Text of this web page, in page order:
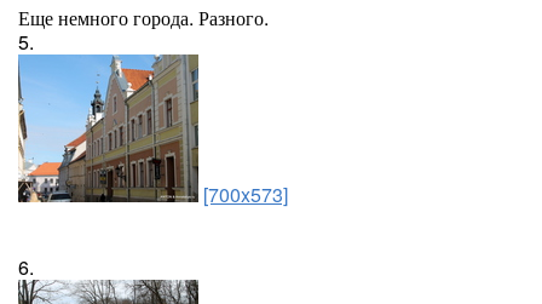
Еще немного города. Разного.
5.
[700x573]
6.